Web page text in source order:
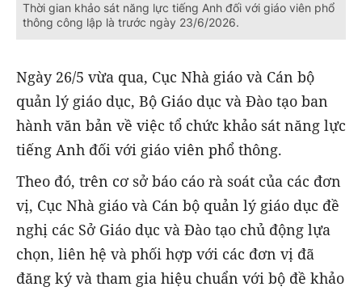
Thời gian khảo sát năng lực tiếng Anh đối với giáo viên phổ
thông công lập là trước ngày 23/6/2026.
Ngày 26/5 vừa qua, Cục Nhà giáo và Cán bộ
quản lý giáo dục, Bộ Giáo dục và Đào tạo ban
hành văn bản về việc tổ chức khảo sát năng lực
tiếng Anh đối với giáo viên phổ thông.
Theo đó, trên cơ sở báo cáo rà soát của các đơn
vị, Cục Nhà giáo và Cán bộ quản lý giáo dục đề
nghị các Sở Giáo dục và Đào tạo chủ động lựa
chọn, liên hệ và phối hợp với các đơn vị đã
đăng ký và tham gia hiệu chuẩn với bộ đề khảo